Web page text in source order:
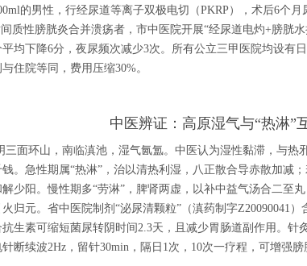
的男性，行经尿道等离子双极电切（PKRP），术后6个
质性膀胱炎合并溃疡者，市中医院开展“经尿道电灼+膀胱
均下降6分，夜尿频次减少3次。所有公立三甲医院均设有
住院等同，费用压缩30%。
中医辨证：高原湿气与“热淋”
三面环山，南临滇池，湿气氤氲。中医认为湿性黏滞，与热
。急性期属“热淋”，治以清热利湿，八正散合导赤散加减
少阳。慢性期多“劳淋”，脾肾两虚，以补中益气汤合二至
归元。省中医院制剂“泌尿清颗粒”（滇药制字Z20090041
生素可缩短菌尿转阴时间2.3天，且减少胃肠道副作用。针
断续波2Hz，留针30min，隔日1次，10次一疗程，可增强膀